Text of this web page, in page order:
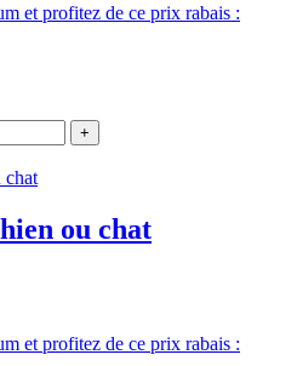
et profitez de ce prix rabais :
+
ou chat
et profitez de ce prix rabais :